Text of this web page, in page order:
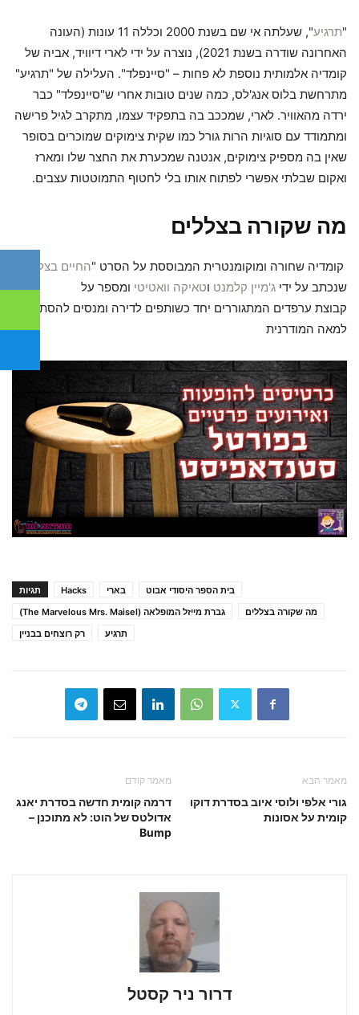
"תרגיע
", שעלתה אי שם בשנת 2000 וכללה 11 עונות (העונה
האחרונה שודרה בשנת 2021), נוצרה על ידי לארי דיוויד, אביה של
קומדיה אלמותית נוספת לא פחות – "סיינפלד". העלילה של "תרגיע"
מתרחשת בלוס אנג'לס, כמה שנים טובות אחרי ש"סיינפלד" כבר
ירדה מהאוויר. לארי, שמככב בה בתפקיד עצמו, מתקרב לגיל פרישה
ומתמודד עם סוגיות הרות גורל כמו שקית צימוקים שמוכרים בסופר
שאין בה מספיק צימוקים, אנטנה שמכערת את החצר שלו ומארז
ואקום שבלתי אפשרי לפתוח אותו בלי לחטוף התמוטטות עצבים.
מה שקורה בצללים
קומדיה שחורה ומוקומנטרית המבוססת על הסרט "החיים בצללים
שנכתב על ידי ג'מיין קלמנט וטאיקה וואטיטי ומספר על
קבוצת ערפדים המתגוררים יחד כשותפים לדירה ומנסים להסתגל
למאה המודרנית
תגיות Hacks בארי
בית הספר היסודי אבוט
גברת מייזל המופלאה (The Marvelous Mrs. Maisel)
מה שקורה בצללים
רק רוצחים בבניין
תרגיע
מאמר קודם
דרמה קומית חדשה בסדרת יאנג
אדולטס של הוט: לא מתוכנן –
Bump
מאמר הבא
גורי אלפי ולוסי איוב בסדרת דוקו
קומית על אסונות
דרור ניר קסטל